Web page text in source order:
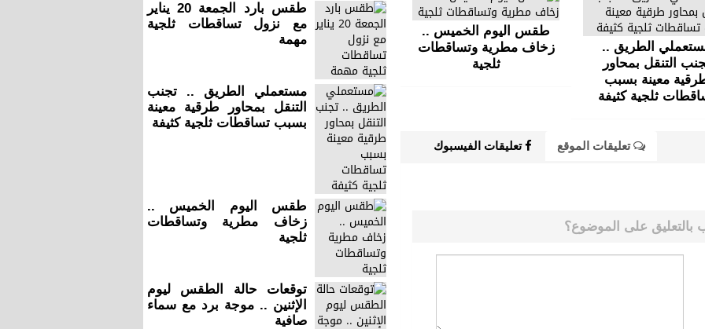
الطريق ..
التنقل بمحاور
معينة بسبب
ثلجية كثيفة
طقس اليوم الخميس ..
زخاف مطرية وتساقطات
ثلجية
تعليقات الموقع تعليقات الفيسبوك
على الموضوع؟
طقس بارد الجمعة 20 يناير
مع نزول تساقطات ثلجية
مهمة
مستعملي الطريق .. تجنب
التنقل بمحاور طرقية معينة
بسبب تساقطات ثلجية كثيفة
طقس اليوم الخميس ..
زخاف مطرية وتساقطات
ثلجية
توقعات حالة الطقس ليوم
الإثنين .. موجة برد مع سماء
صافية